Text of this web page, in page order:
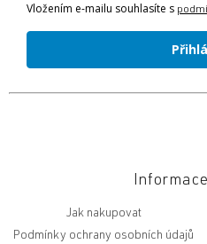
Vložením e-mailu souhlasíte s
Jak nakupovat
Podmínky ochrany osobních údajů